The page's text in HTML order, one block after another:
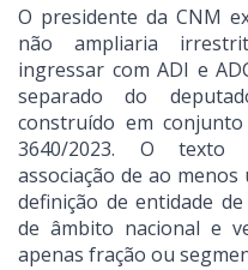
O presidente da CNM
não ampliaria
ingressar com ADI e
separado do
construído em
3640/2023. O texto
associação de ao
definição de entidade
de âmbito nacional e
apenas fração ou